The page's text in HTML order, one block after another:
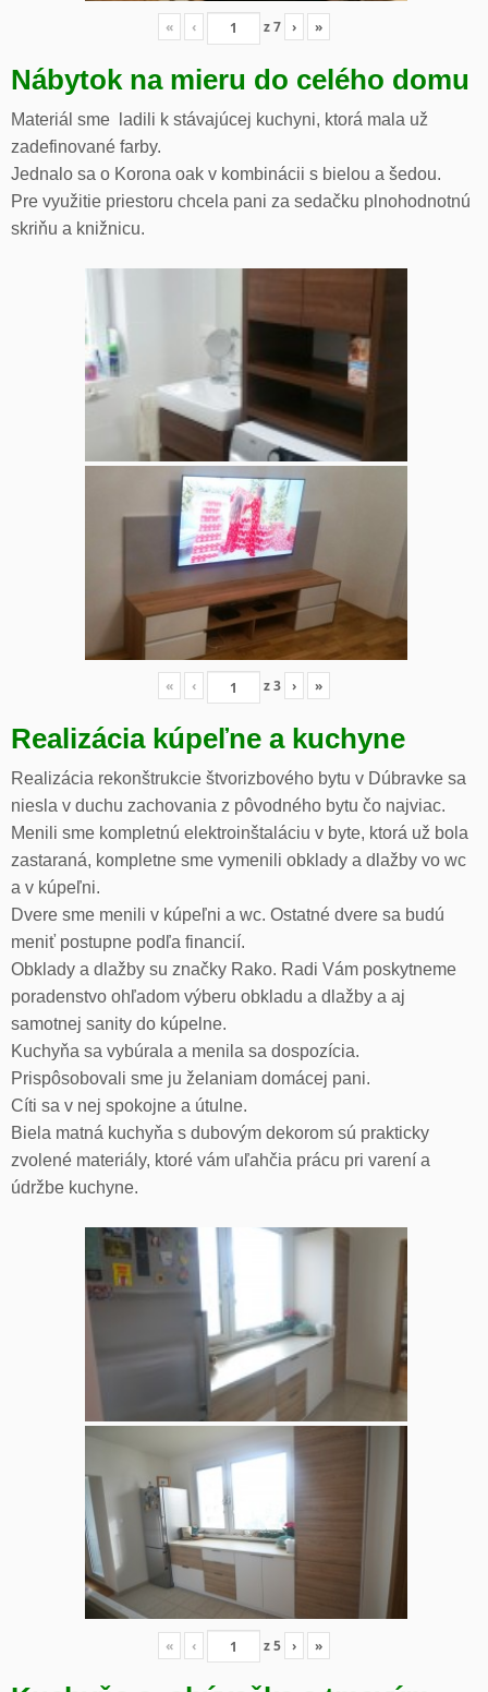
« ‹ z7 › »
Nábytok na mieru do celého domu
Materiál sme ladili k stávajúcej kuchyni, ktorá mala už
zadefinované farby.
Jednalo sa o Korona oak v kombinácii s bielou a šedou.
Pre využitie priestoru chcela pani za sedačku plnohodnotnú
skriňu a knižnicu.
« ‹ z3 › »
Realizácia kúpeľne a kuchyne
Realizácia rekonštrukcie štvorizbového bytu v Dúbravke sa
niesla v duchu zachovania z pôvodného bytu čo najviac.
Menili sme kompletnú elektroinštaláciu v byte, ktorá už bola
zastaraná, kompletne sme vymenili obklady a dlažby vo wc
a v kúpeľni.
Dvere sme menili v kúpeľni a wc. Ostatné dvere sa budú
meniť postupne podľa financií.
Obklady a dlažby su značky Rako. Radi Vám poskytneme
poradenstvo ohľadom výberu obkladu a dlažby a aj
samotnej sanity do kúpelne.
Kuchyňa sa vybúrala a menila sa dospozícia.
Prispôsobovali sme ju želaniam domácej pani.
Cíti sa v nej spokojne a útulne.
Biela matná kuchyňa s dubovým dekorom sú prakticky
zvolené materiály, ktoré vám uľahčia prácu pri varení a
údržbe kuchyne.
« ‹ z5 › »